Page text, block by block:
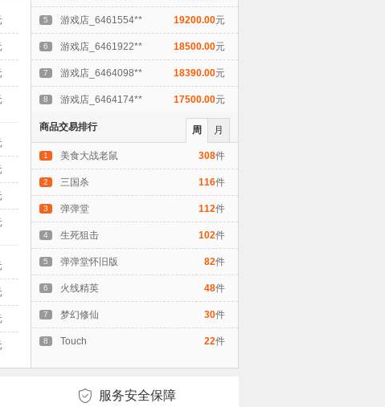
5 游戏店_6461554** 19200.00元
6 游戏店_6461922** 18500.00元
7 游戏店_6464098** 18390.00元
8 游戏店_6464174** 17500.00元
周 月
商品交易排行
1 美食大战老鼠 308件
2 三国杀 116件
3 弹弹堂 112件
4 生死狙击 102件
5 弹弹堂怀旧版 82件
6 火线精英 48件
7 梦幻修仙 30件
8 Touch 22件
服务安全保障